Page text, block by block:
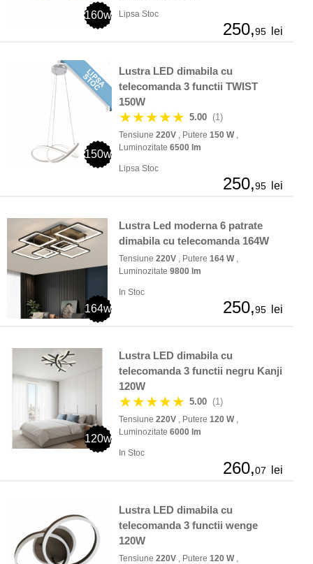
160w Lipsa Stoc
250,95 lei
150w
Lustra LED dimabila cu
telecomanda 3 functii TWIST
150W
★★★★★ 5.00 (1)
Tensiune 220V , Putere 150 W,
Luminozitate 6500 lm
Lipsa Stoc
250,95 lei
164w
Lustra Led moderna 6 patrate
dimabila cu telecomanda 164W
Tensiune 220V , Putere 164 W,
Luminozitate 9800 lm
In Stoc
250,95 lei
120w
Lustra LED dimabila cu
telecomanda 3 functii negru Kanji
120W
★★★★★ 5.00 (1)
Tensiune 220V , Putere 120 W,
Luminozitate 6000 lm
In Stoc
260,07 lei
Lustra LED dimabila cu
telecomanda 3 functii wenge
120W
Tensiune 220V , Putere 120 W,